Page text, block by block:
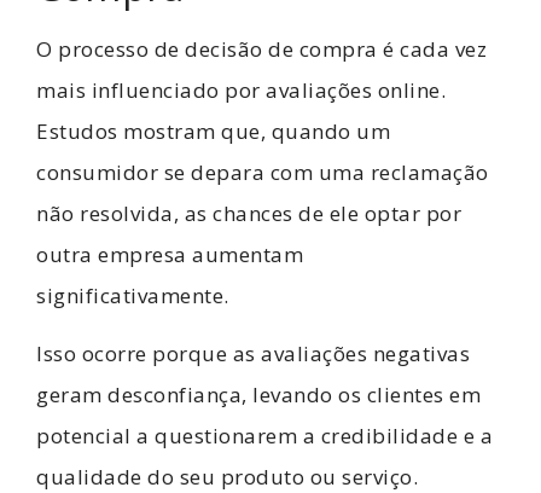
O processo de decisão de compra é cada vez
mais influenciado por avaliações online.
Estudos mostram que, quando um
consumidor se depara com uma reclamação
não resolvida, as chances de ele optar por
outra empresa aumentam
significativamente.
Isso ocorre porque as avaliações negativas
geram desconfiança, levando os clientes em
potencial a questionarem a credibilidade e a
qualidade do seu produto ou serviço.